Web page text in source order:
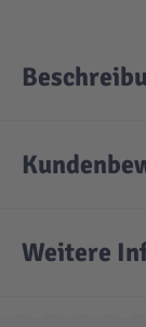
Weitere